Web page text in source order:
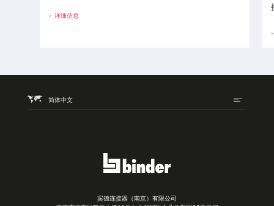
详细信息
简体中文
宾德连接器（南京）有限公司